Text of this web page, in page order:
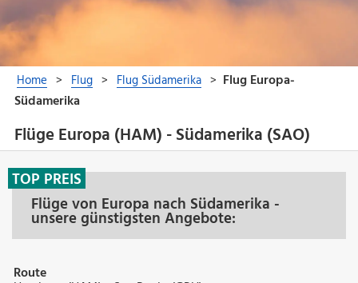
Flüge Europa (HAM) - Südamerika (SAO)
Flüge von Europa nach Südamerika -
unsere günstigsten Angebote:
TOP PREIS
Route